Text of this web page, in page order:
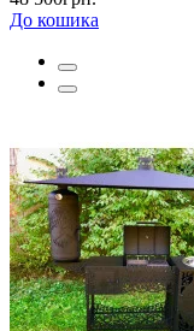
До кошика